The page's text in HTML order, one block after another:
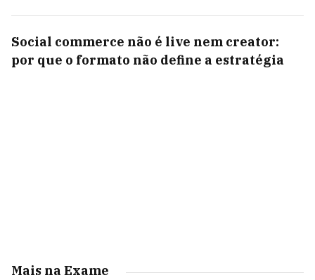
Social commerce não é live nem creator:
por que o formato não define a estratégia
Mais na Exame